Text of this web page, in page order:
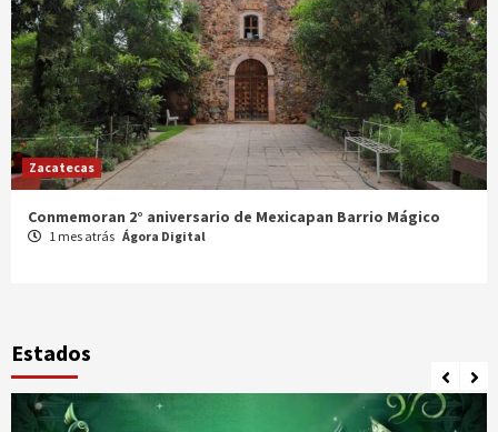
Zacatecas
Celebran XX Cabalgata Toma de Zacatecas
1 mes atrás Ágora Digital
Estados